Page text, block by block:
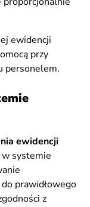
ewidencji
przy
personelem.
ewidencji
systemie
prawidłowego
z